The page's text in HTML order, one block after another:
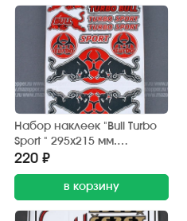
Набор наклеек "Bull Turbo
Sport " 295х215 мм.
(красно-черный) 15 шт.
220 ₽
в корзину